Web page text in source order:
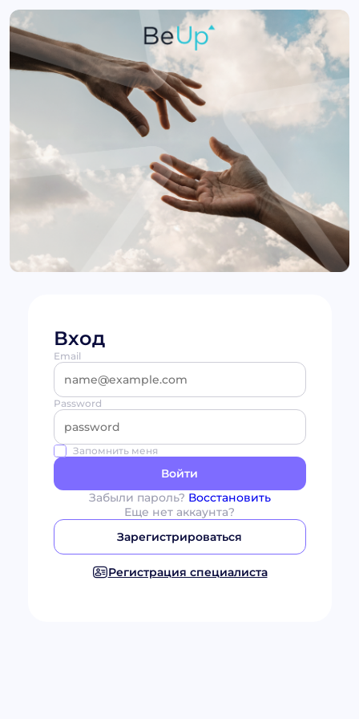
Вход
Email
Password
Запомнить меня
Войти
Забыли пароль? Восстановить
Еще нет аккаунта?
Зарегистрироваться
Регистрация специалиста